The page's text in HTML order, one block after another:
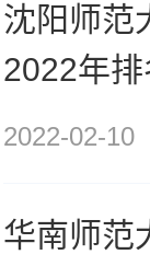
沈阳师范
2022年排
2022-02-10
华南师范